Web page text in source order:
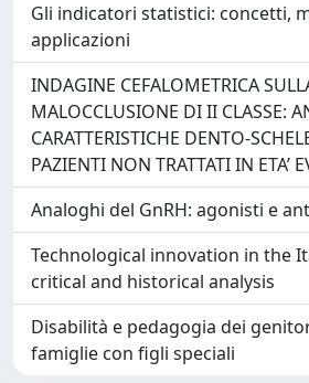
Gli indicatori statistici: concetti,
applicazioni
INDAGINE CEFALOMETRICA
MALOCCLUSIONE DI II CLASSE:
CARATTERISTICHE DENTO-
PAZIENTI NON TRATTATI IN ETA’
Analoghi del GnRH: agonisti e
Technological innovation in the
critical and historical analysis
Disabilità e pedagogia dei
famiglie con figli speciali